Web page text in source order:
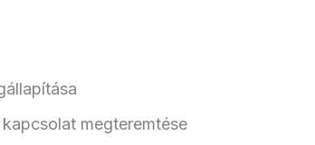
megteremtése